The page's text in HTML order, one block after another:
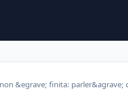
&egrave; finita: parler&agrave;